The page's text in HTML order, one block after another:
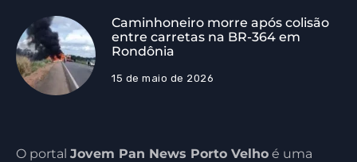
Caminhoneiro morre após colisão
entre carretas na BR-364 em
Rondônia
15 de maio de 2026
O portal Jovem Pan News Porto Velho é uma